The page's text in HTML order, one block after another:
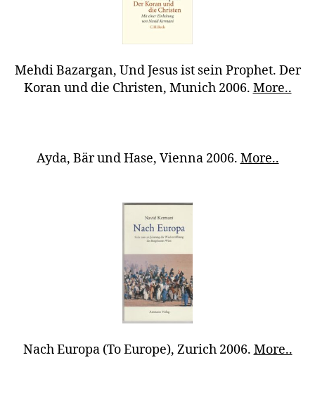
Mehdi Bazargan, Und Jesus ist sein Prophet. Der
Koran und die Christen, Munich 2006. More..
Ayda, Bär und Hase, Vienna 2006. More..
Nach Europa (To Europe), Zurich 2006. More..